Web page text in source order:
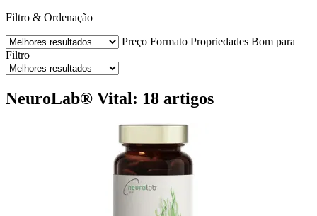
Filtro & Ordenação
Preço Formato Propriedades Bom para
Filtro
NeuroLab® Vital: 18 artigos